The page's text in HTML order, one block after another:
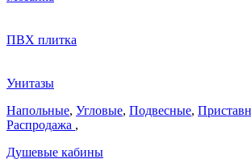
ПВХ плитка
Унитазы
Напольные, Угловые, Подвесные,
Распродажа ,
Душевые кабины